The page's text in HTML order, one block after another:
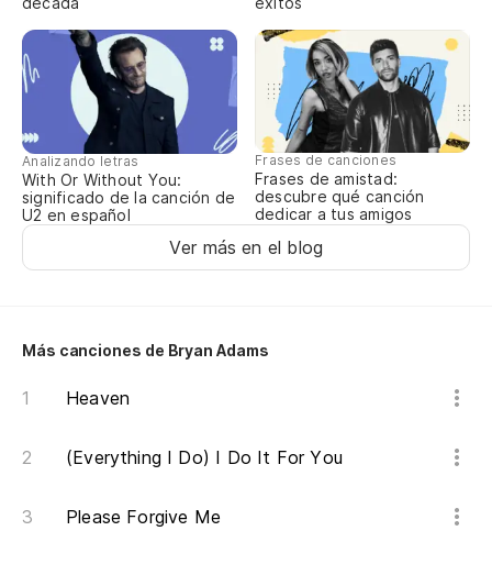
Analizando letras
With Or Without You:
significado de la canción de
U2 en español
Frases de canciones
Frases de amistad:
descubre qué canción
dedicar a tus amigos
Ver más en el blog
Más canciones de Bryan Adams
Heaven
(Everything I Do) I Do It For You
Please Forgive Me